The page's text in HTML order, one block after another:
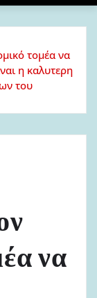
τομέα να
η καλυτερη
του
να